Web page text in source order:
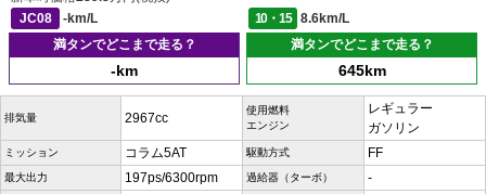
JC08
-km/L 10・15
8.6km/L
満タンでどこまで走る？
-km
満タンでどこまで走る？
645km
排気量 2967cc
使用燃料
エンジン
レギュラー
ガソリン
ミッション コラム5AT 駆動方式 FF
最大出力 197ps/6300rpm 過給器（ターボ） -